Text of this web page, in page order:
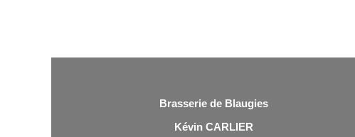
Brasserie de Blaugies
Kévin CARLIER